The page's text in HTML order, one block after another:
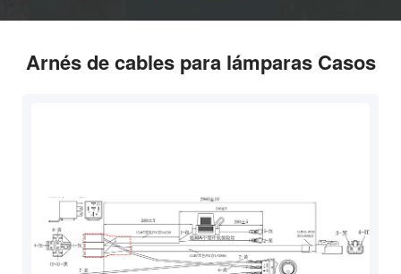
Arnés de cables para lámparas Casos